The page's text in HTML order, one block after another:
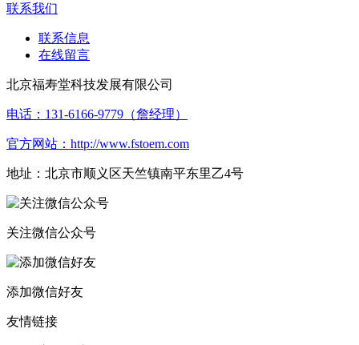
联系我们
联系信息
在线留言
北京福寿堂科技发展有限公司
电话：131-6166-9779（詹经理）
官方网站：http://www.fstoem.com
地址：北京市顺义区天竺镇南平东里乙4号
关注微信公众号
添加微信好友
友情链接